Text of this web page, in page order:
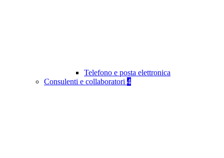
Telefono e posta elettronica
Consulenti e collaboratori 4